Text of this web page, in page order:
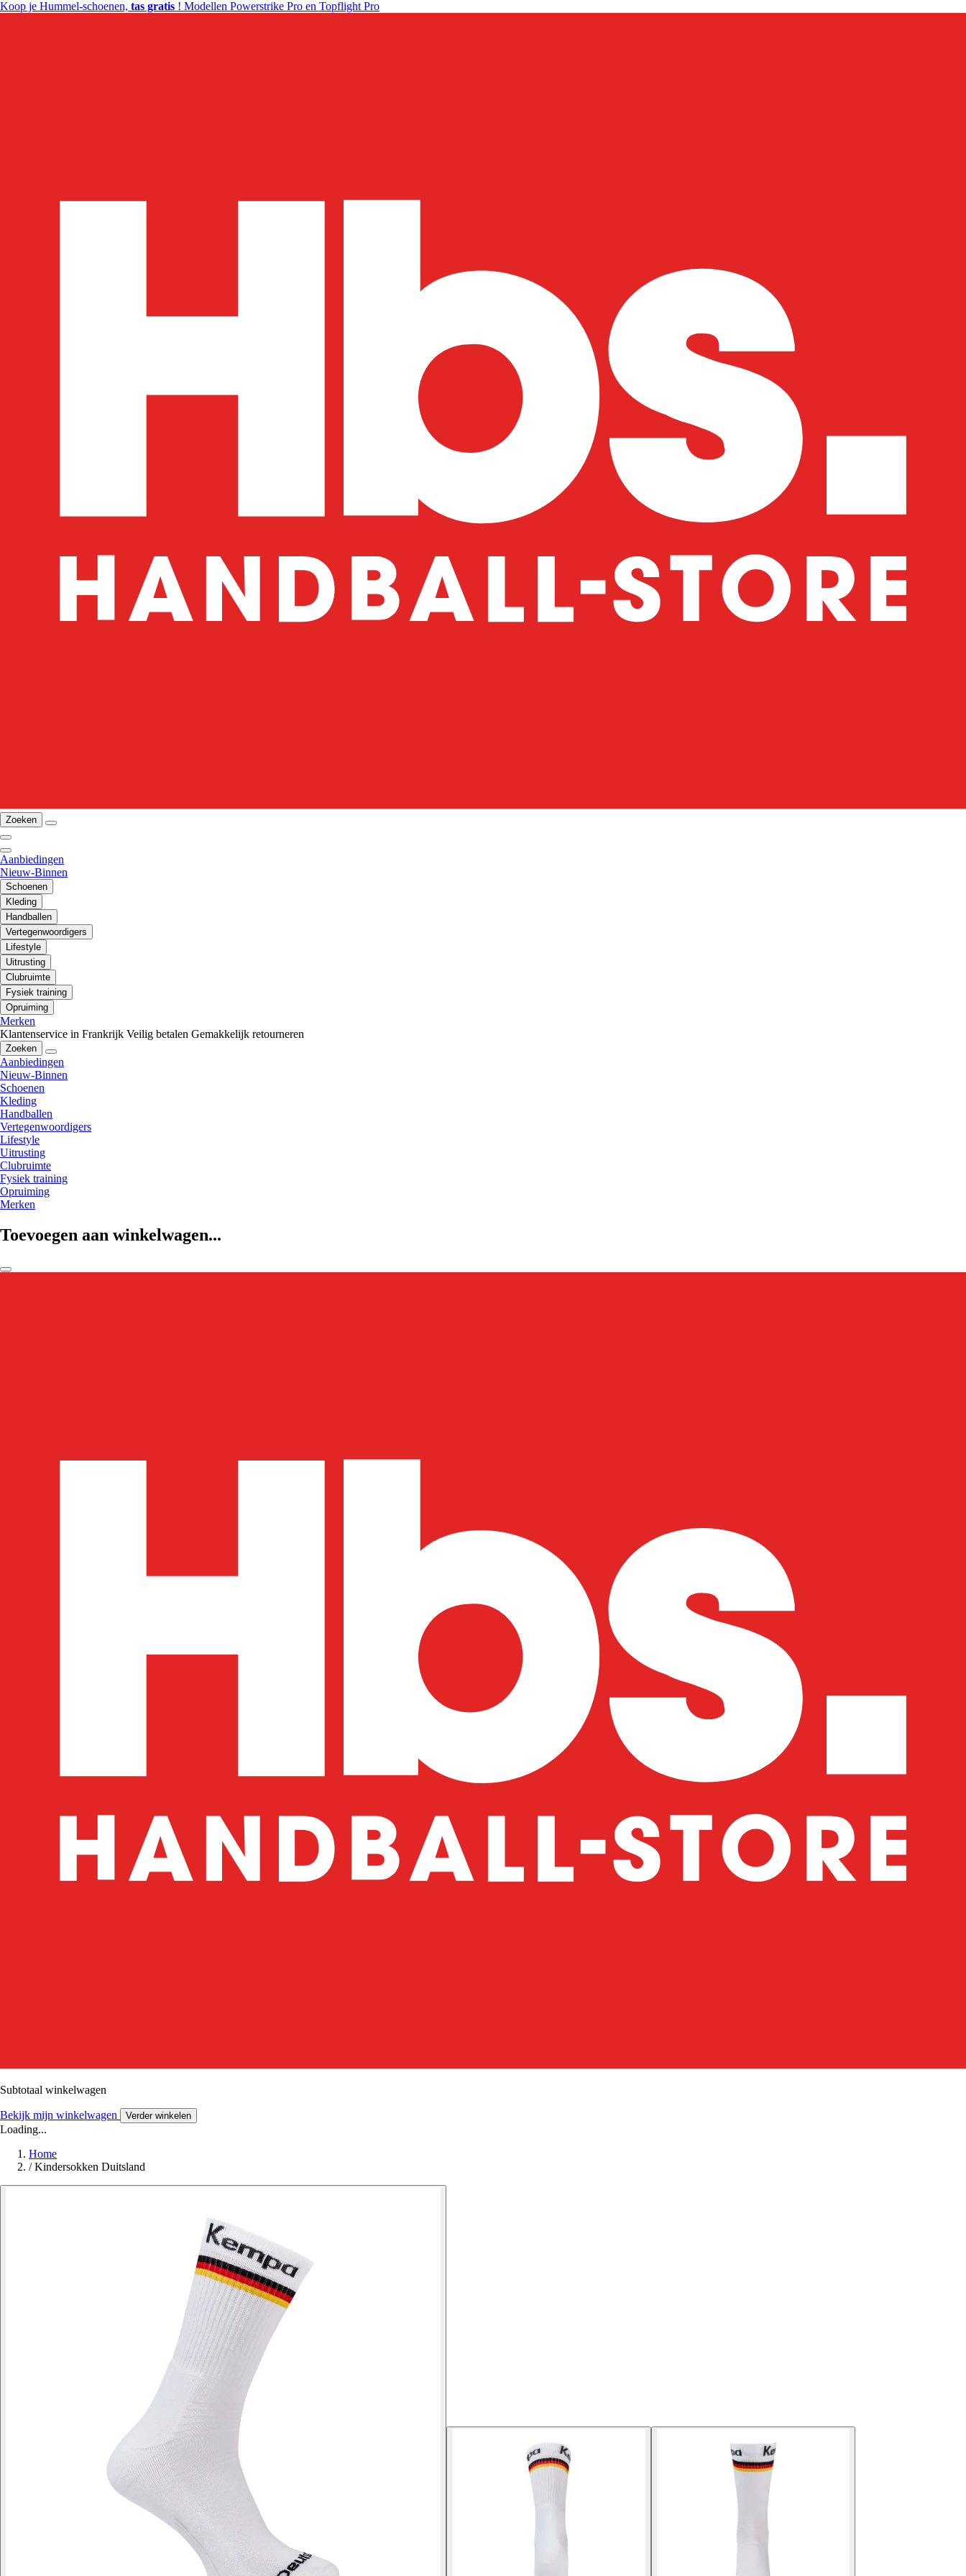
Koop je Hummel-schoenen, tas gratis ! Modellen Powerstrike Pro en Topflight Pro
Zoeken
Aanbiedingen
Nieuw-Binnen
Schoenen
Kleding
Handballen
Vertegenwoordigers
Lifestyle
Uitrusting
Clubruimte
Fysiek training
Opruiming
Merken
Klantenservice in Frankrijk Veilig betalen Gemakkelijk retourneren
Zoeken
Aanbiedingen
Nieuw-Binnen
Schoenen
Kleding
Handballen
Vertegenwoordigers
Lifestyle
Uitrusting
Clubruimte
Fysiek training
Opruiming
Merken
Toevoegen aan winkelwagen...
Subtotaal winkelwagen
Bekijk mijn winkelwagen Verder winkelen
Loading...
Home
/ Kindersokken Duitsland